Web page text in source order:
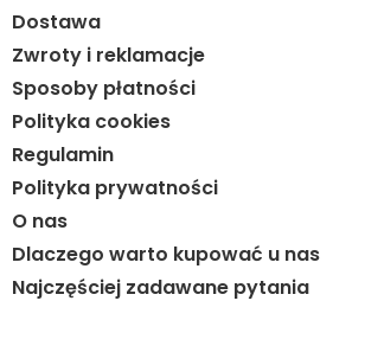
Dostawa
Zwroty i reklamacje
Sposoby płatności
Polityka cookies
Regulamin
Polityka prywatności
O nas
Dlaczego warto kupować u nas
Najczęściej zadawane pytania